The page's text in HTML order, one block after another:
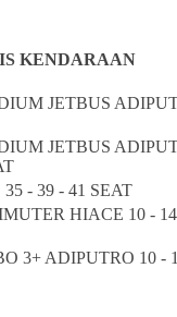
KENDARAAN
JETBUS
JETBUS
- 39 - 41 SEAT
HIACE 10 - 14
3+ ADIPUTRO 10 -